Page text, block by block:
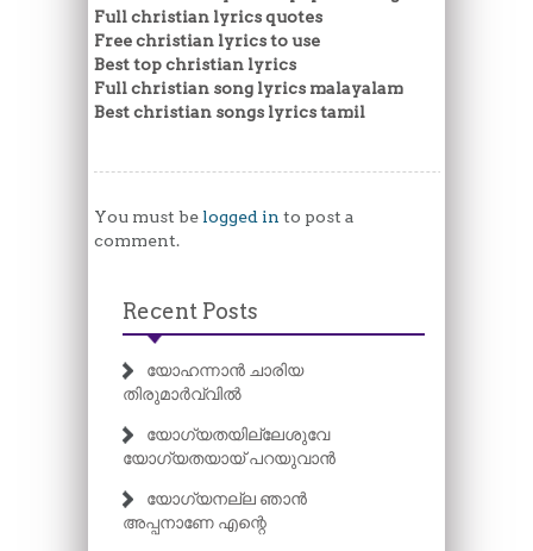
Full christian lyrics quotes
Free christian lyrics to use
Best top christian lyrics
Full christian song lyrics malayalam
Best christian songs lyrics tamil
You must be logged in to post a
comment.
Recent Posts
യോഹന്നാൻ ചാരിയ
തിരുമാർവ്വിൽ
യോഗ്യതയില്ലേശുവേ
യോഗ്യതയായ് പറയുവാൻ
യോഗ്യനല്ല ഞാൻ
അപ്പനാണേ എന്റെ